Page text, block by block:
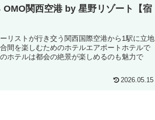
OMO関西空港 by 星野リゾート【宿
リストが行き交う関西国際空港から1駅に立地
間を楽しむためのホテルエアポートホテルで
ホテルは都会の絶景が楽しめるのも魅力で
2026.05.15